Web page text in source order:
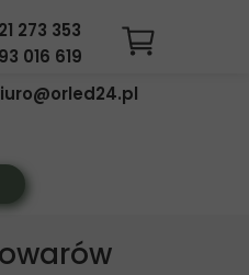
273 353
016 619